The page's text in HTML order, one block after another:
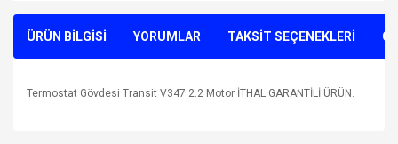
ÜRÜN BİLGİSİ YORUMLAR TAKSİT SEÇENEKLERİ
Termostat Gövdesi Transit V347 2.2 Motor İTHAL GARANTİLİ ÜRÜN.